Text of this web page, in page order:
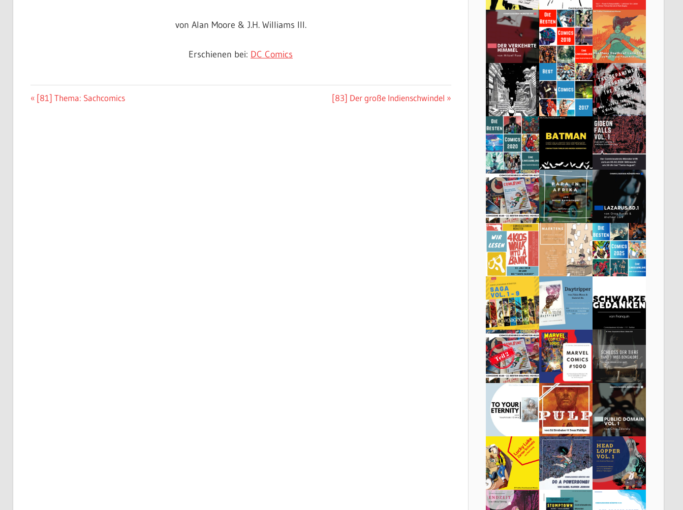
von Alan Moore & J.H. Williams III.
Erschienen bei: DC Comics
Beitragsnavigation
Vorheriger
[81] Thema: Sachcomics
Nächster
[83] Der große Indienschwindel